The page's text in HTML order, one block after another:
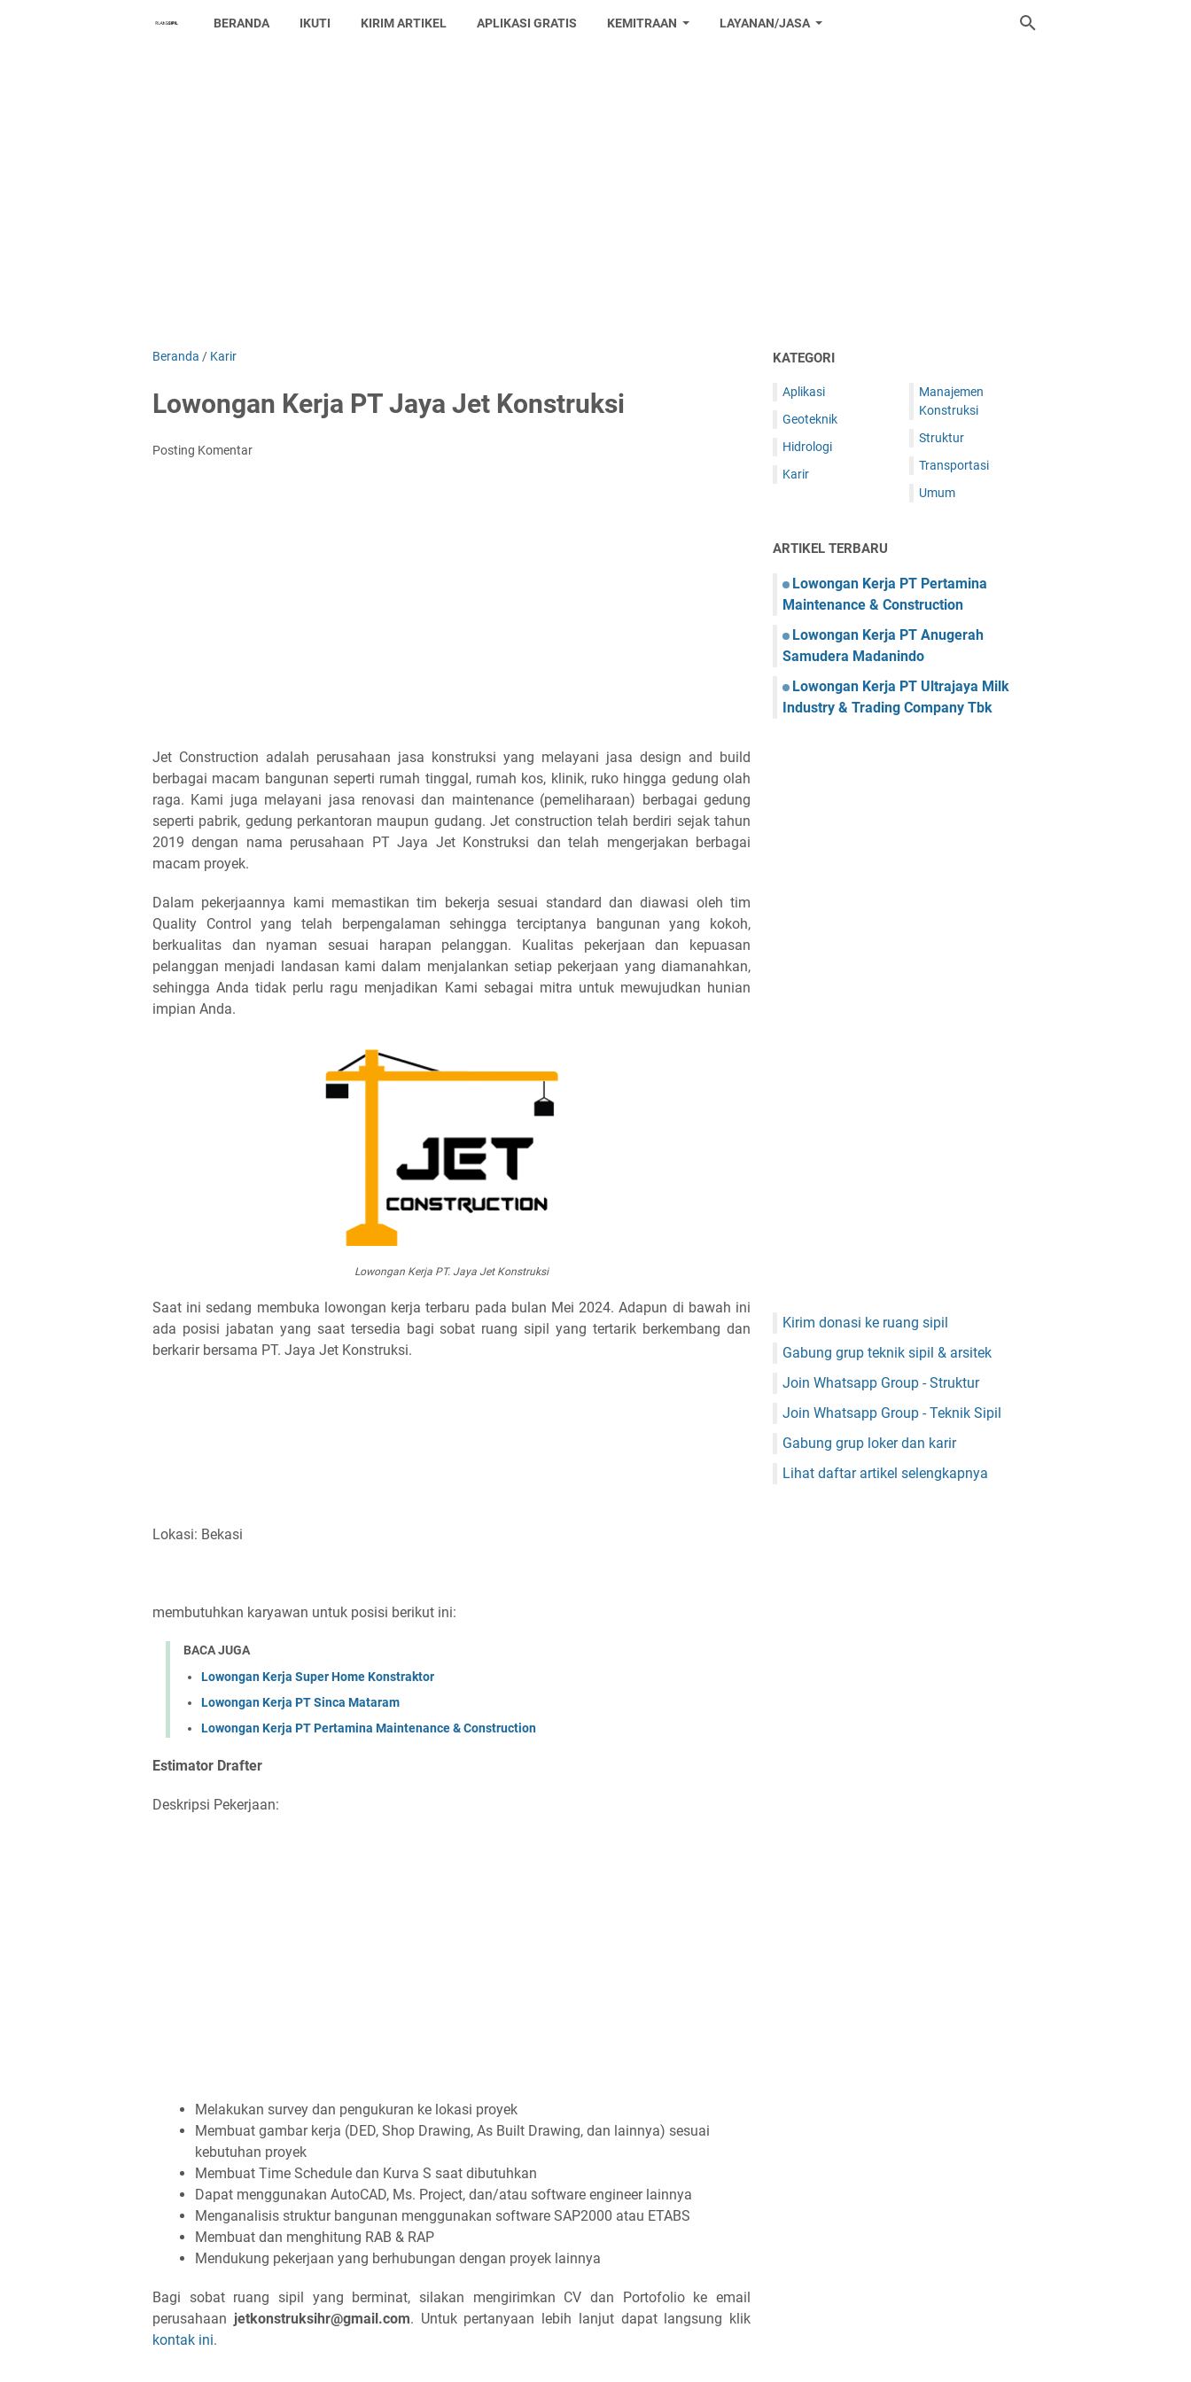
BERANDA IKUTI KIRIM ARTIKEL APLIKASI GRATIS KEMITRAAN LAYANAN/JASA
Beranda / Karir
Lowongan Kerja PT Jaya Jet Konstruksi
Posting Komentar
Jet Construction adalah perusahaan jasa konstruksi yang melayani jasa design and build
berbagai macam bangunan seperti rumah tinggal, rumah kos, klinik, ruko hingga gedung olah
raga. Kami juga melayani jasa renovasi dan maintenance (pemeliharaan) berbagai gedung
seperti pabrik, gedung perkantoran maupun gudang. Jet construction telah berdiri sejak tahun
2019 dengan nama perusahaan PT Jaya Jet Konstruksi dan telah mengerjakan berbagai
macam proyek.
Dalam pekerjaannya kami memastikan tim bekerja sesuai standard dan diawasi oleh tim
Quality Control yang telah berpengalaman sehingga terciptanya bangunan yang kokoh,
berkualitas dan nyaman sesuai harapan pelanggan. Kualitas pekerjaan dan kepuasan
pelanggan menjadi landasan kami dalam menjalankan setiap pekerjaan yang diamanahkan,
sehingga Anda tidak perlu ragu menjadikan Kami sebagai mitra untuk mewujudkan hunian
impian Anda.
Lowongan Kerja PT. Jaya Jet Konstruksi
Saat ini sedang membuka lowongan kerja terbaru pada bulan Mei 2024. Adapun di bawah ini
ada posisi jabatan yang saat tersedia bagi sobat ruang sipil yang tertarik berkembang dan
berkarir bersama PT. Jaya Jet Konstruksi.
Lokasi: Bekasi
membutuhkan karyawan untuk posisi berikut ini:
BACA JUGA
Lowongan Kerja Super Home Konstraktor
Lowongan Kerja PT Sinca Mataram
Lowongan Kerja PT Pertamina Maintenance & Construction
Estimator Drafter
Deskripsi Pekerjaan:
Melakukan survey dan pengukuran ke lokasi proyek
Membuat gambar kerja (DED, Shop Drawing, As Built Drawing, dan lainnya) sesuai
kebutuhan proyek
Membuat Time Schedule dan Kurva S saat dibutuhkan
Dapat menggunakan AutoCAD, Ms. Project, dan/atau software engineer lainnya
Menganalisis struktur bangunan menggunakan software SAP2000 atau ETABS
Membuat dan menghitung RAB & RAP
Mendukung pekerjaan yang berhubungan dengan proyek lainnya
Bagi sobat ruang sipil yang berminat, silakan mengirimkan CV dan Portofolio ke email
perusahaan jetkonstruksihr@gmail.com. Untuk pertanyaan lebih lanjut dapat langsung klik
kontak ini.
KATEGORI
Aplikasi
Geoteknik
Hidrologi
Karir
Manajemen
Konstruksi
Struktur
Transportasi
Umum
ARTIKEL TERBARU
Lowongan Kerja PT Pertamina
Maintenance & Construction
Lowongan Kerja PT Anugerah
Samudera Madanindo
Lowongan Kerja PT Ultrajaya Milk
Industry & Trading Company Tbk
Kirim donasi ke ruang sipil
Gabung grup teknik sipil & arsitek
Join Whatsapp Group - Struktur
Join Whatsapp Group - Teknik Sipil
Gabung grup loker dan karir
Lihat daftar artikel selengkapnya